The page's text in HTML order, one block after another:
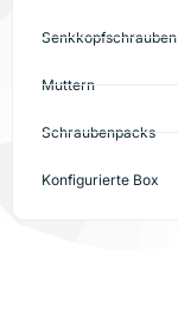
Senkkopfschrauben
Muttern
Schraubenpacks
Konfigurierte Box